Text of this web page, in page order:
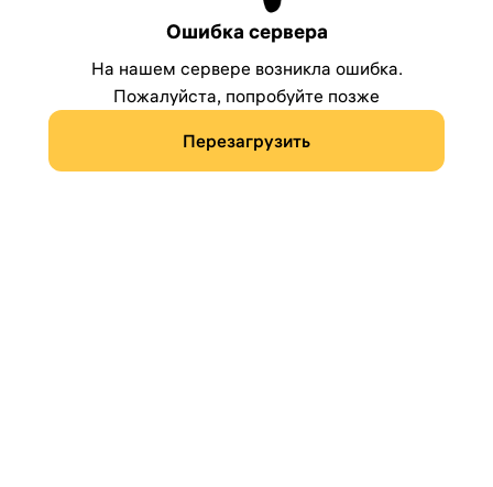
Ошибка сервера
На нашем сервере возникла ошибка.
Пожалуйста, попробуйте позже
Перезагрузить